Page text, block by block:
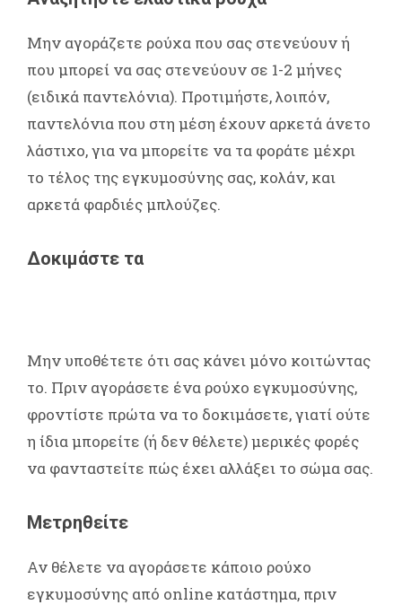
Μην αγοράζετε ρούχα που σας στενεύουν ή
που μπορεί να σας στενεύουν σε 1-2 μήνες
(ειδικά παντελόνια). Προτιμήστε, λοιπόν,
παντελόνια που στη μέση έχουν αρκετά άνετο
λάστιχο, για να μπορείτε να τα φοράτε μέχρι
το τέλος της εγκυμοσύνης σας, κολάν, και
αρκετά φαρδιές μπλούζες.
Δοκιμάστε τα
Μην υποθέτετε ότι σας κάνει μόνο κοιτώντας
το. Πριν αγοράσετε ένα ρούχο εγκυμοσύνης,
φροντίστε πρώτα να το δοκιμάσετε, γιατί ούτε
η ίδια μπορείτε (ή δεν θέλετε) μερικές φορές
να φανταστείτε πώς έχει αλλάξει το σώμα σας.
Μετρηθείτε
Αν θέλετε να αγοράσετε κάποιο ρούχο
εγκυμοσύνης από online κατάστημα, πριν